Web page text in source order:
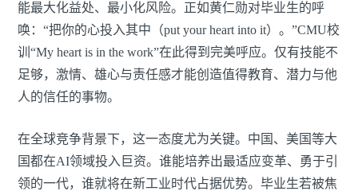
能最大化益处、最小化风险。正如黄仁勋对毕业生的呼
唤：“把你的心投入其中（put your heart into it）。”CMU校
训“My heart is in the work”在此得到完美呼应。仅有技能不
足够，激情、雄心与责任感才能创造值得教育、潜力与他
人的信任的事物。
在全球竞争背景下，这一态度尤为关键。中国、美国等大
国都在AI领域投入巨资。谁能培养出最适应变革、勇于引
领的一代，谁就将在新工业时代占据优势。毕业生若被焦